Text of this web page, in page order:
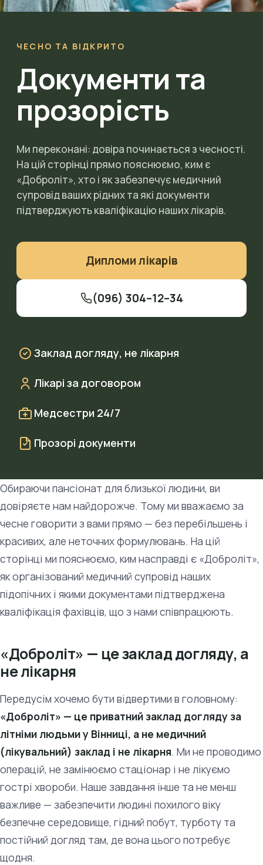
ЧЕСНО ТА ВІДКРИТО
Документи та
прозорість
Ми переконані: довіра починається з чесності.
На цій сторінці прямо пояснюємо, ким є
«Доброліт», хто і як забезпечує медичний
супровід ваших рідних та які документи
підтверджують кваліфікацію наших лікарів.
Дипломи лікарів
(096) 304–12–34
Заклад догляду, не лікарня
Лікарі за договором
Медсестри 24/7
Прозорі документи
Обираючи пансіонат для близької людини, ви
довіряєте нам найдорожче. Тому ми вважаємо за
чесне говорити з вами прямо — без перебільшень і
красивих, але неточних формулювань. На цій
сторінці ми пояснюємо, ким насправді є «Доброліт»,
як організований медичний супровід наших
підопічних і якими документами підтверджена
кваліфікація фахівців, що з нами співпрацюють.
«Доброліт» — це заклад догляду, а
не лікарня
Передусім хочемо бути відвертими в головному:
«Доброліт» — це приватний заклад догляду за
літніми людьми у Вінниці, а не медичний
(лікувальний) заклад і не лікарня. Ми не проводимо
операцій, не замінюємо стаціонар і не лікуємо
гострі хвороби. Наше завдання інше та не менш
важливе — забезпечити людині похилого віку
безпечне середовище, гідний побут, турботу та
постійний догляд там, де вона цього потребує
щодня.